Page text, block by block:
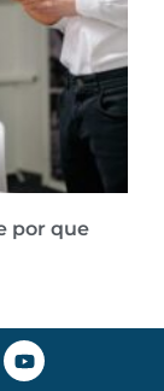
por que